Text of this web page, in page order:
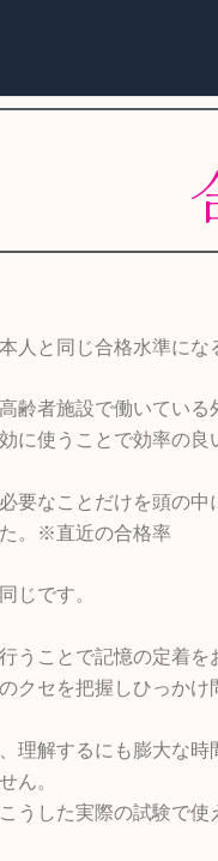
人と同じ合格水準にな
者施設で働いている
に使うことで効率の
要なことだけを頭の
。※直近の合格率
じです。
うことで記憶の定着を
クセを把握しひっかけ
理解するにも膨大な
ん。
した実際の試験で使